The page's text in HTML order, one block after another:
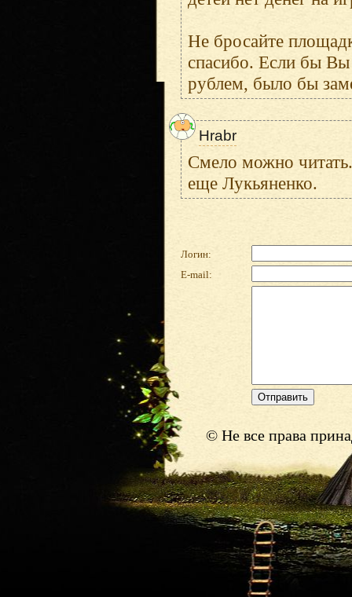
Не бросайте
спасибо. Если бы Вы
рублем, было бы
Hrabr
Смело можно
еще Лукьяненко.
Логин:
E-mail:
© Не все права